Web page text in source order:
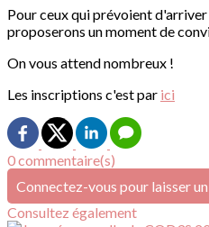
Pour ceux qui prévoient d'arriver
proposerons un moment de
On vous attend nombreux !
Les inscriptions c'est par ici
0 commentaire(s)
Connectez-vous pour laisser
Consultez également